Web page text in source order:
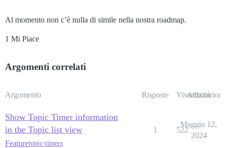
Al momento non c’è nulla di simile nella nostra roadmap.
1 Mi Piace
Argomenti correlati
Argomento Risposte Visualizzazioni
Attività
Show Topic Timer information
in the Topic list view
Featuretopic-timers
1 522
Maggio 12,
2024